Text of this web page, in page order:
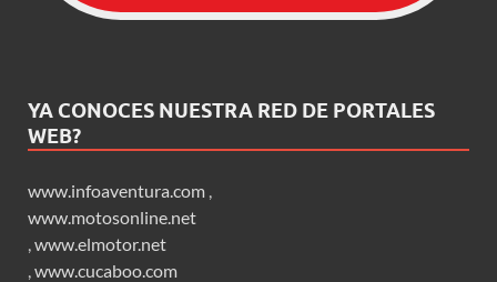
YA CONOCES NUESTRA RED DE PORTALES
WEB?
www.infoaventura.com
www.motosonline.net
www.elmotor.net
www.cucaboo.com